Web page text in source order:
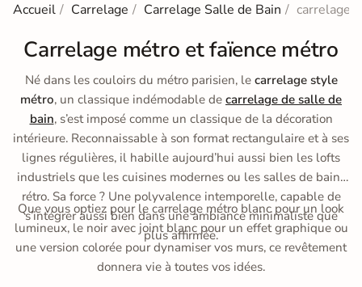
Accueil Carrelage Carrelage Salle de Bain carrelage
Carrelage métro et faïence métro
Né dans les couloirs du métro parisien, le carrelage style
métro, un classique indémodable de carrelage de salle de
bain, s’est imposé comme un classique de la décoration
intérieure. Reconnaissable à son format rectangulaire et à ses
lignes régulières, il habille aujourd’hui aussi bien les lofts
industriels que les cuisines modernes ou les salles de bains
rétro. Sa force ? Une polyvalence intemporelle, capable de
s’intégrer aussi bien dans une ambiance minimaliste que
plus affirmée.
Que vous optiez pour le carrelage métro blanc pour un look
lumineux, le noir avec joint blanc pour un effet graphique ou
une version colorée pour dynamiser vos murs, ce revêtement
donnera vie à toutes vos idées.